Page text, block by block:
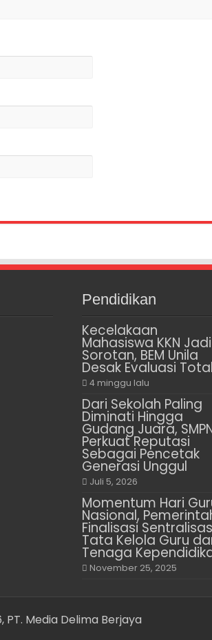
Pendidikan
Kecelakaan
Mahasiswa KKN Jadi
Sorotan, BEM Unila
Desak Evaluasi Total
4 minggu lalu
Dari Sekolah Paling
Diminati Hingga
Gudang Juara,
Perkuat Reputasi
Sebagai Pencetak
Generasi Unggul
Juli 5, 2026
Momentum Hari
Nasional,
Finalisasi
Tata Kelola Guru
Tenaga
November 25, 2025
Media Delima Berjaya